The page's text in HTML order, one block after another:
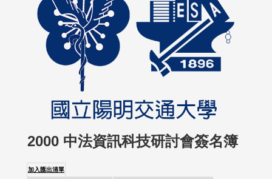
2000 中法資訊科技研討會簽名簿
加入匯出清單